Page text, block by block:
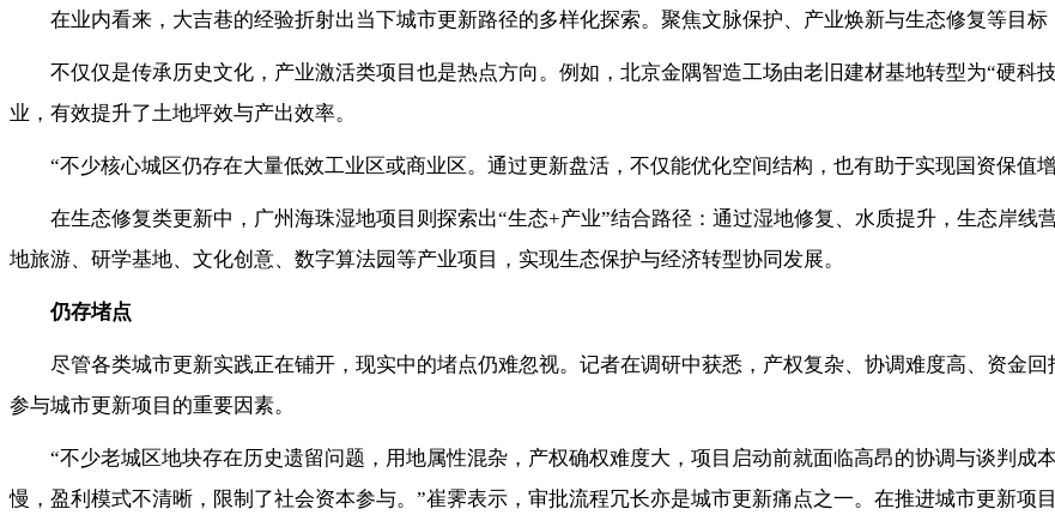
在业内看来，大吉巷的经验折射出当下城市更新路径的多样化探索。聚焦文脉保护、产业焕新与生态修复等目标
不仅仅是传承历史文化，产业激活类项目也是热点方向。例如，北京金隅智造工场由老旧建材基地转型为“硬科
业，有效提升了土地坪效与产出效率。
“不少核心城区仍存在大量低效工业区或商业区。通过更新盘活，不仅能优化空间结构，也有助于实现国资保值
在生态修复类更新中，广州海珠湿地项目则探索出“生态+产业”结合路径：通过湿地修复、水质提升，生态岸
地旅游、研学基地、文化创意、数字算法园等产业项目，实现生态保护与经济转型协同发展。
仍存堵点
尽管各类城市更新实践正在铺开，现实中的堵点仍难忽视。记者在调研中获悉，产权复杂、协调难度高、资金
参与城市更新项目的重要因素。
“不少老城区地块存在历史遗留问题，用地属性混杂，产权确权难度大，项目启动前就面临高昂的协调与谈判成
慢，盈利模式不清晰，限制了社会资本参与。”崔霁表示，审批流程冗长亦是城市更新痛点之一。在推进城市更新项